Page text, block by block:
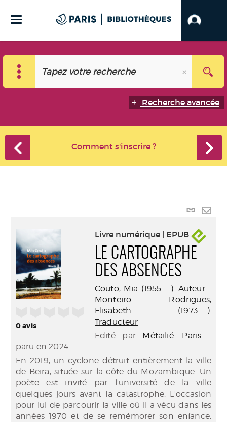
Recherche avancée
Comment s'inscrire ?
Lien
0avis
Livre numérique | EPUB
LE CARTOGRAPHE
DES ABSENCES
Couto, Mia (1955-....). Auteur-
Monteiro Rodrigues,
Elisabeth (1973-....).
Traducteur
Edité par Métailié. Paris -
paru en 2024
En 2019, un cyclone détruit entièrement la ville
de Beira, située sur la côte du Mozambique. Un
poète est invité par l'université de la ville
quelques jours avant la catastrophe. L'occasion
pour lui de parcourir la ville où il a vécu dans les
années 1970 et de se remémorer son enfance,